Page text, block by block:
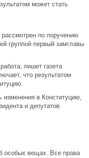
может стать
рассмотрен по поручению
группой первый замглавы
пишет газета
что результатом
в Конституцию,
и депутатов
особых вещах. Все права